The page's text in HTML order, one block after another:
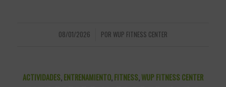
08/01/2026
/ POR WUP FITNESS CENTER
ACTIVIDADES,ENTRENAMIENTO,FITNESS,WUP FITNESS CENTER